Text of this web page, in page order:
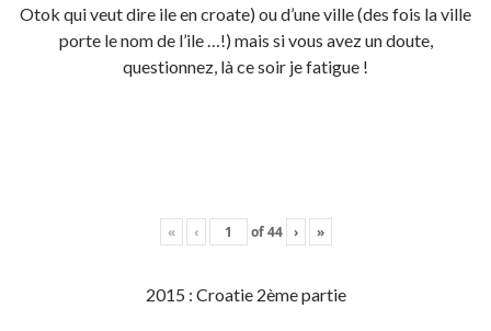
Otok qui veut dire ile en croate) ou d’une ville (des fois la ville
porte le nom de l’ile …!) mais si vous avez un doute,
questionnez, là ce soir je fatigue !
« ‹ of44 › »
2015 : Croatie 2ème partie